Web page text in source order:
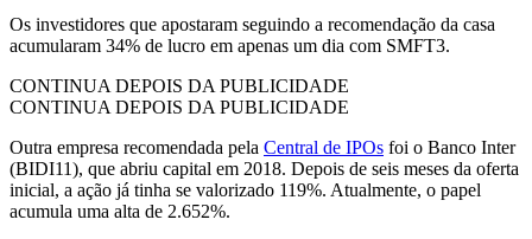
Os investidores que apostaram seguindo a recomendação da casa
acumularam 34% de lucro em apenas um dia com SMFT3.
CONTINUA DEPOIS DA PUBLICIDADE
CONTINUA DEPOIS DA PUBLICIDADE
Outra empresa recomendada pela Central de IPOs foi o Banco Inter
(BIDI11), que abriu capital em 2018. Depois de seis meses da oferta
inicial, a ação já tinha se valorizado 119%. Atualmente, o papel
acumula uma alta de 2.652%.